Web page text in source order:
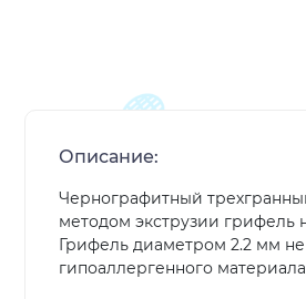
Описание:
Чернографитный
методом экструзии грифель
Грифель диаметром 2.2 мм
гипоаллергенного